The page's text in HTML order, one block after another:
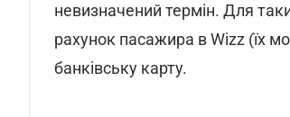
невизначений термін. Для
рахунок пасажира в Wizz (їх
банківську карту.